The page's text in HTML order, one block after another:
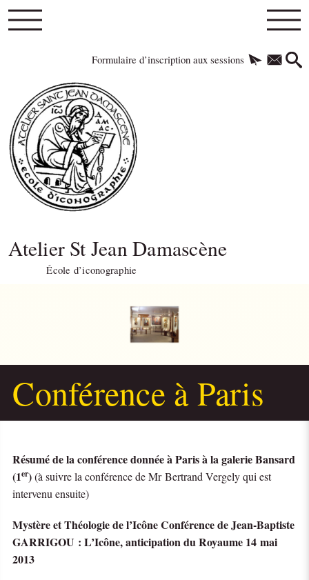
Formulaire d’inscription aux sessions
Atelier St Jean Damascène
École d’iconographie
Conférence à Paris
Résumé de la conférence donnée à Paris à la galerie Bansard
(1er)(à suivre la conférence de Mr Bertrand Vergely qui est
intervenu ensuite)
Mystère et Théologie de l’Icône Conférence de Jean-Baptiste
GARRIGOU : L’Icône, anticipation du Royaume 14 mai
2013